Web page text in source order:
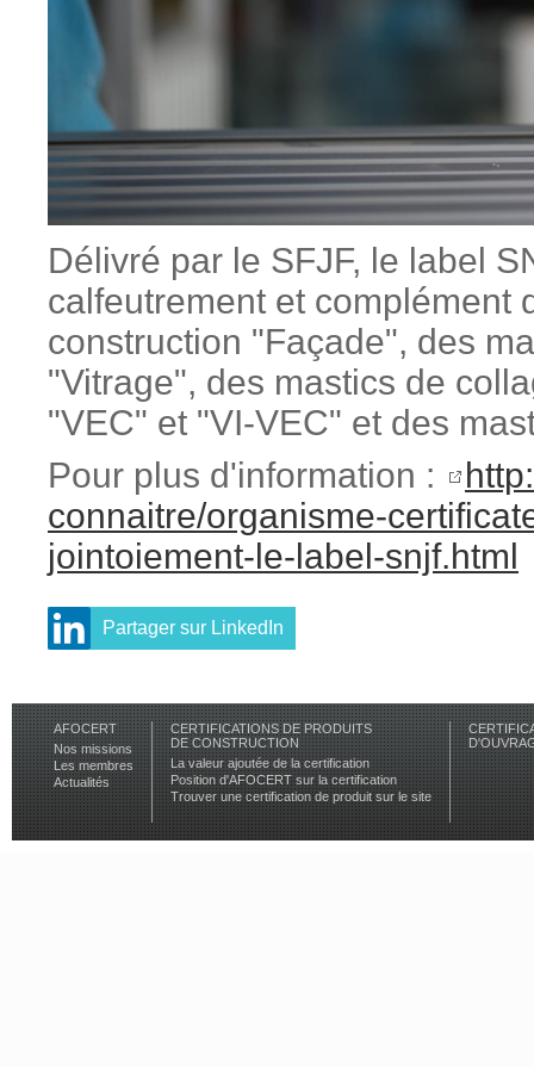
Délivré par le SFJF, le label
calfeutrement et complément
construction "Façade", des
"Vitrage", des mastics de
"VEC" et "VI-VEC" et des
Pour plus d'information :
connaitre/organisme-
jointoiement-le-label-snjf.html
Partager sur LinkedIn
AFOCERT
Nos missions
Les membres
Actualités
CERTIFICATIONS DE PRODUITS
DE CONSTRUCTION
La valeur ajoutée de la certification
Position d'AFOCERT sur la certification
Trouver une certification de produit sur le site